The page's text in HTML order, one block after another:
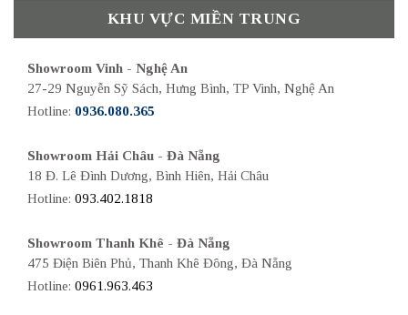
KHU VỰC MIỀN TRUNG
Showroom Vinh - Nghệ An
27-29 Nguyễn Sỹ Sách, Hưng Bình, TP Vinh, Nghệ An
Hotline: 0936.080.365
Showroom Hải Châu - Đà Nẵng
18 Đ. Lê Đình Dương, Bình Hiên, Hải Châu
Hotline: 093.402.1818
Showroom Thanh Khê - Đà Nẵng
475 Điện Biên Phủ, Thanh Khê Đông, Đà Nẵng
Hotline: 0961.963.463